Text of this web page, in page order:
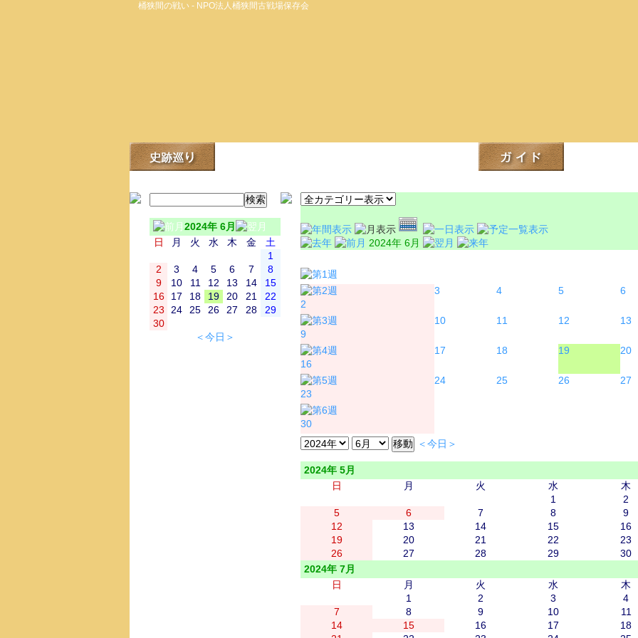
桶狭間の戦い - NPO法人桶狭間古戦場保存会
2024年 6月
日
月 火 水 木 金
土
1
2
3 4 5 6 7
8
9
10 11 12 13 14
15
16
17 18 19 20 21
22
23
24 25 26 27 28
29
30
＜今日＞
2024年 6月
2
3 4 5 6
9
10 11 12 13
16
17 18 19 20
23
24 25 26 27
30
＜今日＞
2024年 5月
日
月 火 水 木
1
2
5
6 7 8 9
12
13 14 15 16
19
20 21 22 23
26
27 28 29 30
2024年 7月
日
月 火 水 木
1
2 3 4
7
8 9 10 11
14
15 16 17 18